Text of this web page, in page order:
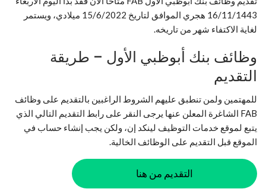
16/11/1443 هجري الموافق لتاريخ 15/6/2022 ميلادي، ويستمر
لغاية الاكتفاء شهر من تاريخه.
وظائف بنك أبوظبي الأول – طريقة
التقديم
للمهتمين ولمن تنطبق عليهم الشروط الراغبين بالتقديم على وظائف
FAB الشاغرة المعلن عنها يرجى النقر على رابط التقديم التالي الذي
يتبع لموقع خدمات التوظيف لينكد إن، ولكن يجب إنشاء حساب في
الموقع قبل التقديم على الوظائف الخالية.
التقديم من هنا